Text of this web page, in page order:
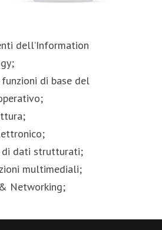
dell’Information
di base del
di dati strutturati;
multimediali;
Networking;